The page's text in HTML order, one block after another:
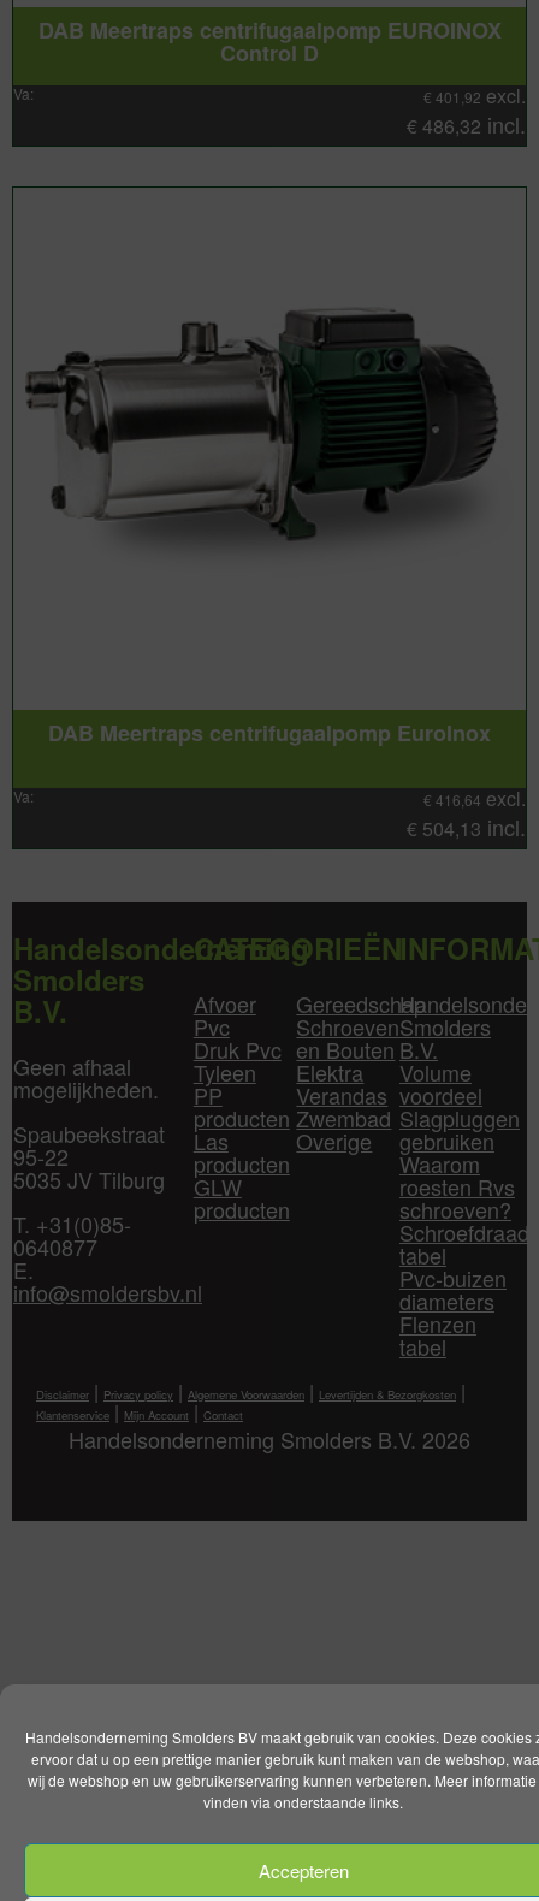
Handelsonderneming Smolders BV maakt gebruik van cookies. Deze cookies
ervoor dat u op een prettige manier gebruik kunt maken van de webshop,
wij de webshop en uw gebruikerservaring kunnen verbeteren. Meer
vinden via onderstaande links.
Accepteren
DAB Meertraps centrifugaalpomp EUROINOX
Control D
Va: € 401,92 excl.
€486,32 incl.
DAB Meertraps centrifugaalpomp EuroInox
Va: € 416,64 excl.
€ 504,13 incl.
Handelsonderneming
Smolders
B.V.
Geen afhaal
mogelijkheden.
Spaubeekstraat
95-22
5035 JV Tilburg
T. +31(0)85-
0640877
E.
info@smoldersbv.nl
CATEGORIEËN
Afvoer
Pvc
Druk Pvc
Tyleen
PP
producten
Las
producten
GLW
producten
Gereedschap
Schroeven
en Bouten
Elektra
Verandas
Zwembad
Overige
Smolders
B.V.
Volume
voordeel
Slagpluggen
gebruiken
Waarom
roesten Rvs
schroeven?
Schroefdraad
tabel
Pvc-buizen
diameters
Flenzen
tabel
Disclaimer | Privacy policy | Algemene Voorwaarden | Levertijden & Bezorgkosten |
Klantenservice | Mijn Account | Contact
Handelsonderneming Smolders B.V. 2026